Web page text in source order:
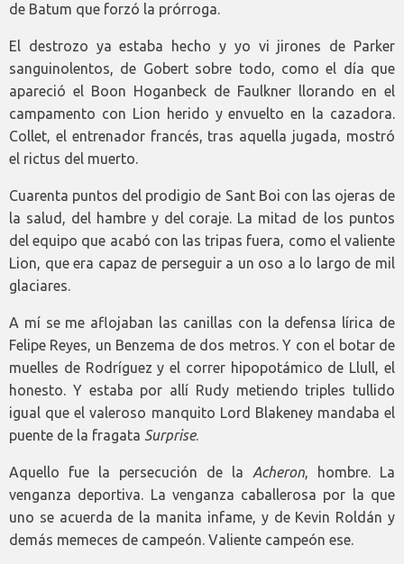
de Batum que forzó la prórroga.
El destrozo ya estaba hecho y yo vi jirones de Parker
sanguinolentos, de Gobert sobre todo, como el día que
apareció el Boon Hoganbeck de Faulkner llorando en el
campamento con Lion herido y envuelto en la cazadora.
Collet, el entrenador francés, tras aquella jugada, mostró
el rictus del muerto.
Cuarenta puntos del prodigio de Sant Boi con las ojeras de
la salud, del hambre y del coraje. La mitad de los puntos
del equipo que acabó con las tripas fuera, como el valiente
Lion, que era capaz de perseguir a un oso a lo largo de mil
glaciares.
A mí se me aflojaban las canillas con la defensa lírica de
Felipe Reyes, un Benzema de dos metros. Y con el botar de
muelles de Rodríguez y el correr hipopotámico de Llull, el
honesto. Y estaba por allí Rudy metiendo triples tullido
igual que el valeroso manquito Lord Blakeney mandaba el
puente de la fragata Surprise.
Aquello fue la persecución de la Acheron, hombre. La
venganza deportiva. La venganza caballerosa por la que
uno se acuerda de la manita infame, y de Kevin Roldán y
demás memeces de campeón. Valiente campeón ese.